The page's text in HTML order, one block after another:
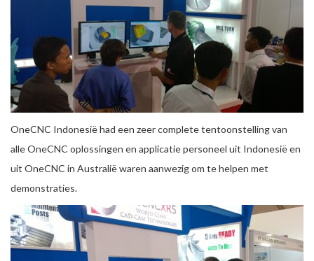
OneCNC Indonesië had een zeer complete tentoonstelling van
alle OneCNC oplossingen en applicatie personeel uit Indonesië en
uit OneCNC in Australië waren aanwezig om te helpen met
demonstraties.